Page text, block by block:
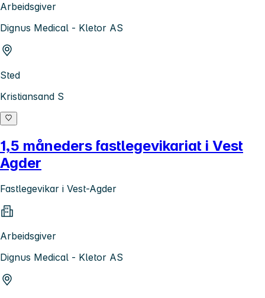
Arbeidsgiver
Dignus Medical - Kletor AS
Sted
Kristiansand S
1,5 måneders fastlegevikariat i Vest
Agder
Fastlegevikar i Vest-Agder
Arbeidsgiver
Dignus Medical - Kletor AS